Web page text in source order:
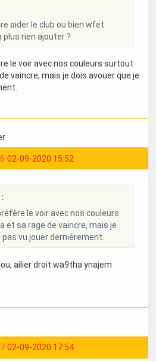
aider le club ou bien wfet
rien ajouter ?
le voir avec nos couleurs surtout
vaincre, mais je dois avouer que je
02-09-2020 15:52
le voir avec nos couleurs
et sa rage de vaincre, mais je
pas vu jouer dernièrement.
ailier droit wa9tha ynajem
02-09-2020 17:54